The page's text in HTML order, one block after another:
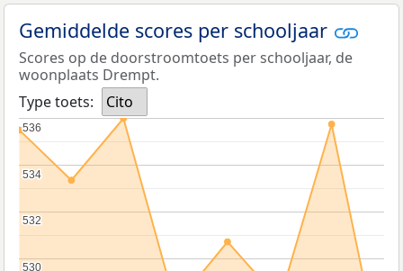
Gemiddelde scores per schooljaar
Scores op de doorstroomtoets per schooljaar, de
woonplaats Drempt.
Type toets:
Cito
530
530
532
532
534
534
536
536